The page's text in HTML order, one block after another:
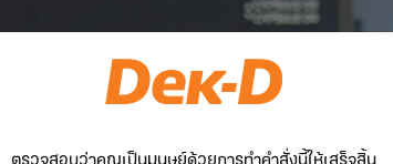
ตรวจสอบว่าคุณเป็นมนุษย์ด้วยการทำคำสั่งนี้ให้เสร็จสิ้น